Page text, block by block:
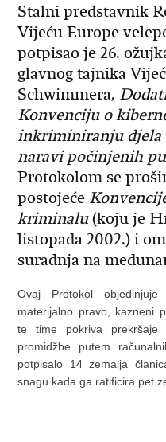
Stalni predstavnik
Vijeću Europe
potpisao je 26.
glavnog tajnika
Schwimmera,
Konvenciju o
inkriminiranju djela
naravi počinjenih
Protokolom se
postojeće
kriminalu(koju je
listopada 2002.) i
suradnja na
Ovaj Protokol
materijalno pravo, kazneni
te time pokriva prekršaje
promidžbe putem
potpisalo 14 zemalja
snagu kada ga ratificira pet